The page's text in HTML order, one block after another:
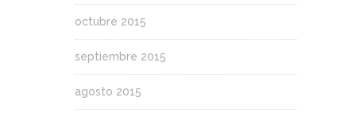
octubre 2015
septiembre 2015
agosto 2015